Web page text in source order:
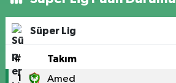
Süper Lig
# Takım
1 Amed